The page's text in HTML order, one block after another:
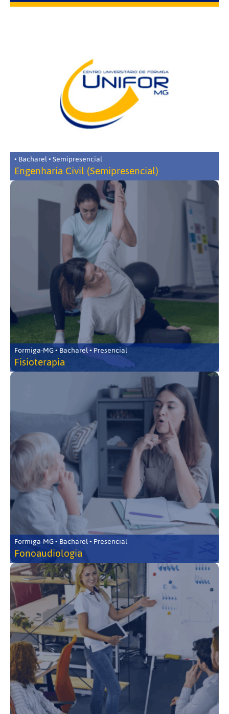
• Bacharel • Semipresencial
Engenharia Civil (Semipresencial)
Formiga-MG • Bacharel • Presencial
Fisioterapia
Formiga-MG • Bacharel • Presencial
Fonoaudiologia